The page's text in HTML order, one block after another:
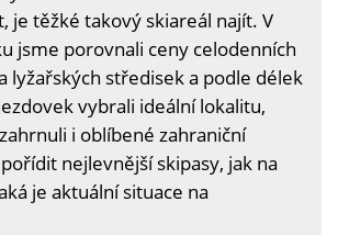
je těžké takový skiareál najít. V
jsme porovnali ceny celodenních
lyžařských středisek a podle délek
vybrali ideální lokalitu,
i oblíbené zahraniční
nejlevnější skipasy, jak na
je aktuální situace na